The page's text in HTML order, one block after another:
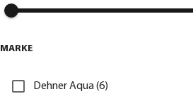
MARKE
Dehner Aqua (6)